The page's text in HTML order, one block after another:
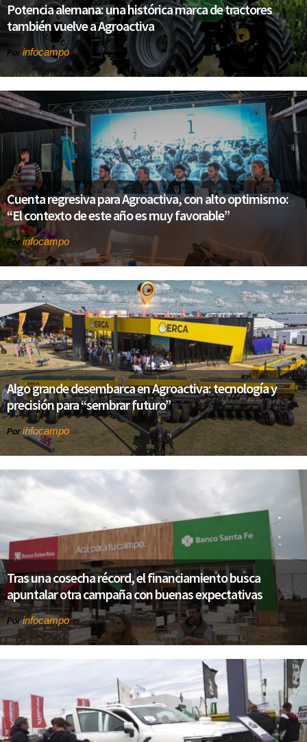
Potencia alemana: una histórica marca de tractores
también vuelve a Agroactiva
Por infocampo
Cuenta regresiva para Agroactiva, con alto optimismo:
“El contexto de este año es muy favorable”
Por infocampo
Algo grande desembarca en Agroactiva: tecnología y
precisión para “sembrar futuro”
Por infocampo
Tras una cosecha récord, el financiamiento busca
apuntalar otra campaña con buenas expectativas
Porinfocampo